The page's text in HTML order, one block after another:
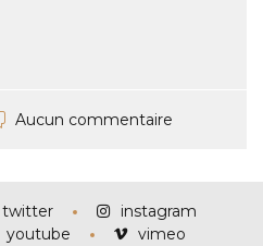
Aucun commentaire
twitter
instagram
youtube vimeo